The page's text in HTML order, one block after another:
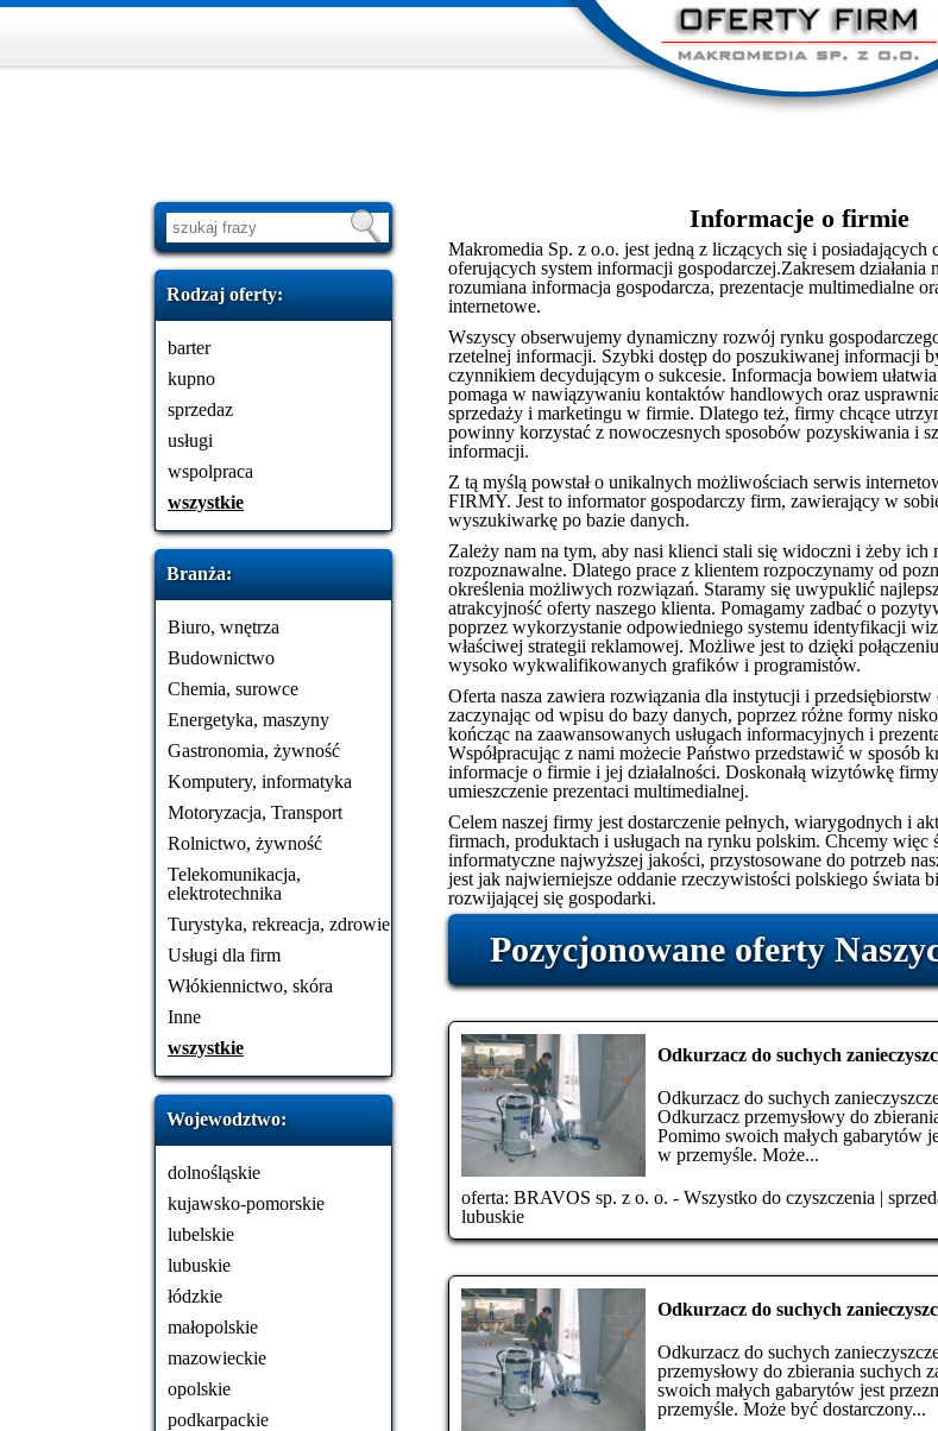
Rodzaj oferty:
barter
kupno
sprzedaz
usługi
wspolpraca
wszystkie
Branża:
Biuro, wnętrza
Budownictwo
Chemia, surowce
Energetyka, maszyny
Gastronomia, żywność
Komputery, informatyka
Motoryzacja, Transport
Rolnictwo, żywność
Telekomunikacja,
elektrotechnika
Turystyka, rekreacja, zdrowie
Usługi dla firm
Włókiennictwo, skóra
Inne
wszystkie
Wojewodztwo:
dolnośląskie
kujawsko-pomorskie
lubelskie
lubuskie
łódzkie
małopolskie
mazowieckie
opolskie
podkarpackie
Informacje o firmie
Makromedia Sp. z o.o. jest jedną z liczących się i posiadających
oferujących system informacji gospodarczej.Zakresem działania
rozumiana informacja gospodarcza, prezentacje multimedialne
internetowe.
Wszyscy obserwujemy dynamiczny rozwój rynku
rzetelnej informacji. Szybki dostęp do poszukiwanej informacji
czynnikiem decydującym o sukcesie. Informacja bowiem
pomaga w nawiązywaniu kontaktów handlowych oraz
sprzedaży i marketingu w firmie. Dlatego też, firmy chcące
powinny korzystać z nowoczesnych sposobów pozyskiwania i
informacji.
Z tą myślą powstał o unikalnych możliwościach serwis
FIRMY. Jest to informator gospodarczy firm, zawierający w
wyszukiwarkę po bazie danych.
Zależy nam na tym, aby nasi klienci stali się widoczni i żeby ich
rozpoznawalne. Dlatego prace z klientem rozpoczynamy od
określenia możliwych rozwiązań. Staramy się uwypuklić
atrakcyjność oferty naszego klienta. Pomagamy zadbać o
poprzez wykorzystanie odpowiedniego systemu identyfikacji
właściwej strategii reklamowej. Możliwe jest to dzięki
wysoko wykwalifikowanych grafików i programistów.
Oferta nasza zawiera rozwiązania dla instytucji i
zaczynając od wpisu do bazy danych, poprzez różne formy
kończąc na zaawansowanych usługach informacyjnych i
Współpracując z nami możecie Państwo przedstawić w sposób
informacje o firmie i jej działalności. Doskonałą wizytówkę
umieszczenie prezentaci multimedialnej.
Celem naszej firmy jest dostarczenie pełnych, wiarygodnych i
firmach, produktach i usługach na rynku polskim. Chcemy więc
informatyczne najwyższej jakości, przystosowane do potrzeb
jest jak najwierniejsze oddanie rzeczywistości polskiego świata
rozwijającej się gospodarki.
Pozycjonowane oferty
Odkurzacz do suchych
Odkurzacz do suchych
Odkurzacz przemysłowy do
Pomimo swoich małych gabarytów
w przemyśle. Może...
oferta: BRAVOS sp. z o. o. - Wszystko do czyszczenia |
lubuskie
Odkurzacz do suchych
Odkurzacz do suchych
przemysłowy do zbierania suchych
swoich małych gabarytów jest
przemyśle. Może być dostarczony...